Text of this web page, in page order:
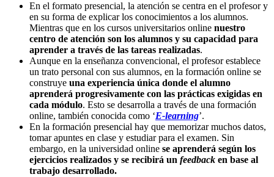
En el formato presencial, la atención se centra en el profesor y
en su forma de explicar los conocimientos a los alumnos.
Mientras que en los cursos universitarios online nuestro
centro de atención son los alumnos y su capacidad para
aprender a través de las tareas realizadas.
Aunque en la enseñanza convencional, el profesor establece
un trato personal con sus alumnos, en la formación online se
construye una experiencia única donde el alumno
aprenderá progresivamente con las prácticas exigidas en
cada módulo. Esto se desarrolla a través de una formación
online, también conocida como ‘E-learning’.
En la formación presencial hay que memorizar muchos datos,
tomar apuntes en clase y estudiar para el examen. Sin
embargo, en la universidad online se aprenderá según los
ejercicios realizados y se recibirá un feedback en base al
trabajo desarrollado.